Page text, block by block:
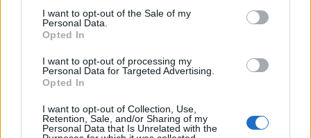
I want to opt-out of the Sale of my
Personal Data.
Opted In
I want to opt-out of processing my
Personal Data for Targeted Advertising.
Opted In
I want to opt-out of Collection, Use,
Retention, Sale, and/or Sharing of my
Personal Data that Is Unrelated with the
Helaas een deel 2, compensatie en scripts zijn inmiddels
afgerond voor de grote problemen op 24 en 25 juli.
Maar zoals jullie misschien net hebben gemerkt lag
Farmerama, en alle andere spellen van Bigpoint, zojuist
voor enkele minuten opnieuw er uit.
De Ddos aanvallen zijn namelijk helaas nog niet gestopt,
het team werkt nog altijd continu hieraan.
Zodoende was de aanval nu ook snel gestopt en heeft